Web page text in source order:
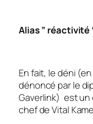
Alias ” réactivité
En fait, le déni
dénoncé par le
Gaverlink) est
chef de Vital